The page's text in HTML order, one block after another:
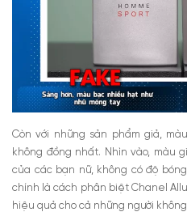
Còn với những sản phẩm giả,
không đồng nhất. Nhìn vào, màu
của các bạn nữ, không có độ
chính là cách phân biệt Chanel
hiệu quả cho cả những người